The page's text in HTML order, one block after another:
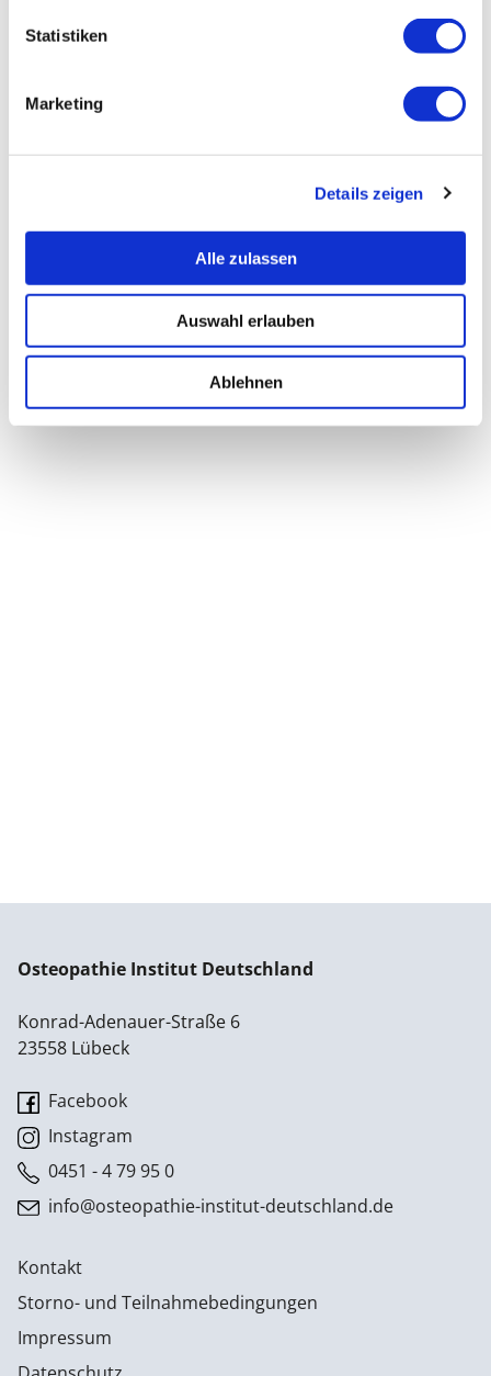
Statistiken
Marketing
Details zeigen
Alle zulassen
Auswahl erlauben
Ablehnen
Osteopathie Institut Deutschland
Konrad-Adenauer-Straße 6
23558 Lübeck
Facebook
Instagram
0451 - 4 79 95 0
info@osteopathie-institut-deutschland.de
Kontakt
Storno- und Teilnahmebedingungen
Impressum